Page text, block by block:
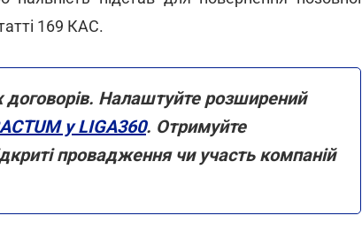
169 КАС.
Налаштуйте розширений
у LIGA360. Отримуйте
провадження чи участь компаній